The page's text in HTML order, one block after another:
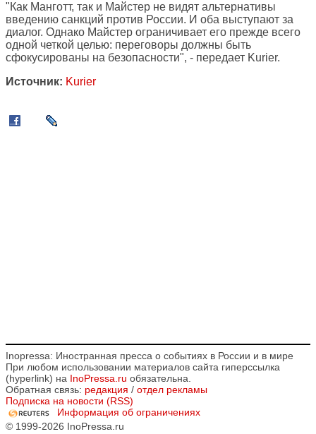
"Как Манготт, так и Майстер не видят альтернативы
введению санкций против России. И оба выступают за
диалог. Однако Майстер ограничивает его прежде всего
одной четкой целью: переговоры должны быть
сфокусированы на безопасности", - передает Kurier.
Источник: Kurier
Inopressa: Иностранная пресса о событиях в России и в мире
При любом использовании материалов сайта гиперссылка
(hyperlink) на InoPressa.ru обязательна.
Обратная связь: редакция / отдел рекламы
Подписка на новости (RSS)
Информация об ограничениях
© 1999-2026 InoPressa.ru